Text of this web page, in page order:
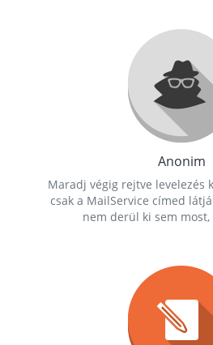
Anonim
Maradj végig rejtve levelezés
csak a MailService címed
nem derül ki sem most,